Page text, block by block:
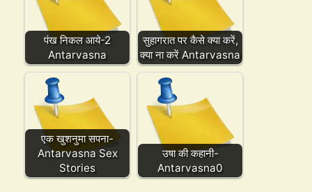
पंख निकल आये-2
Antarvasna
सुहागरात पर कैसे क्या करें,
क्या ना करें Antarvasna
एक खुशनुमा सपना-
Antarvasna Sex
Stories
उषा की कहानी-
Antarvasna0